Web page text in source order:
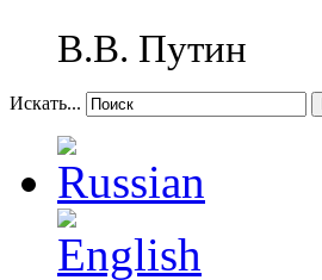
В.В. Путин
Искать...